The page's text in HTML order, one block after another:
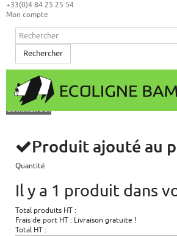
+33(0)4 84 25 25 54
Mon compte
Rechercher
Mon panier
Aucun produit
0,00 € Total
Commander
Produit ajouté au
Quantité
Il y a 1 produit dans
Total produits HT :
Frais de port HT : Livraison gratuite !
Total HT :